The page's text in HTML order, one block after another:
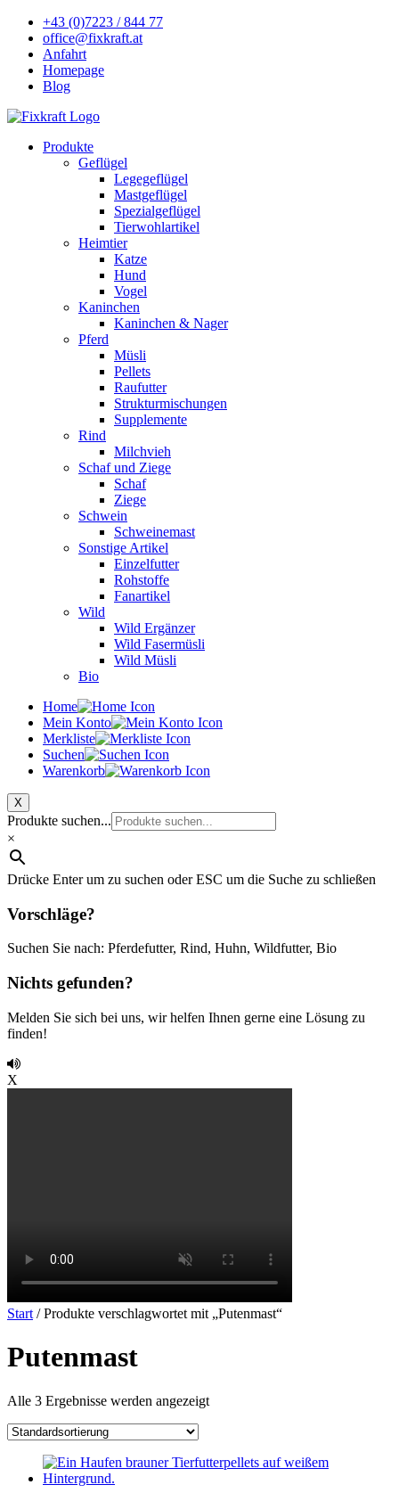
+43 (0)7223 / 844 77
office@fixkraft.at
Anfahrt
Homepage
Blog
Produkte
Geflügel
Legegeflügel
Mastgeflügel
Spezialgeflügel
Tierwohlartikel
Heimtier
Katze
Hund
Vogel
Kaninchen
Kaninchen & Nager
Pferd
Müsli
Pellets
Raufutter
Strukturmischungen
Supplemente
Rind
Milchvieh
Schaf und Ziege
Schaf
Ziege
Schwein
Schweinemast
Sonstige Artikel
Einzelfutter
Rohstoffe
Fanartikel
Wild
Wild Ergänzer
Wild Fasermüsli
Wild Müsli
Bio
Home
Mein Konto
Merkliste
Suchen
Warenkorb
X
Produkte suchen...
×
Drücke Enter um zu suchen oder ESC um die Suche zu schließen
Vorschläge?
Suchen Sie nach: Pferdefutter, Rind, Huhn, Wildfutter, Bio
Nichts gefunden?
Melden Sie sich bei uns, wir helfen Ihnen gerne eine Lösung zu
finden!
X
Start / Produkte verschlagwortet mit „Putenmast“
Putenmast
Alle 3 Ergebnisse werden angezeigt